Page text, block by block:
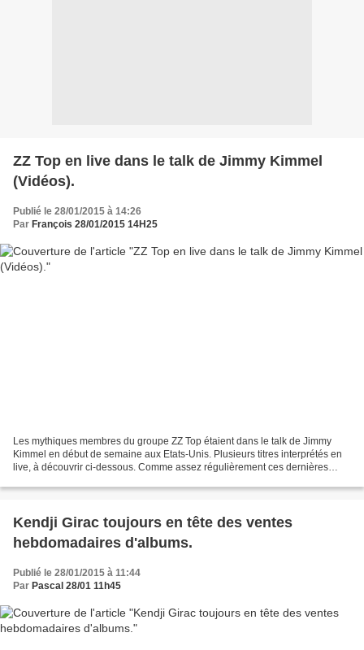
ZZ Top en live dans le talk de Jimmy Kimmel
(Vidéos).
Publié le 28/01/2015 à 14:26
Par François 28/01/2015 14H25
Les mythiques membres du groupe ZZ Top étaient dans le talk de Jimmy
Kimmel en début de semaine aux Etats-Unis. Plusieurs titres interprétés en
live, à découvrir ci-dessous. Comme assez régulièrement ces dernières
Kendji Girac toujours en tête des ventes
hebdomadaires d'albums.
Publié le 28/01/2015 à 11:44
Par Pascal 28/01 11h45